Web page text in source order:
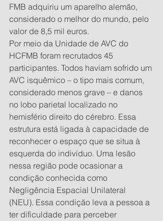
FMB adquiriu um aparelho alemão,
considerado o melhor do mundo, pelo
valor de 8,5 mil euros.
Por meio da Unidade de AVC do
HCFMB foram recrutados 45
participantes. Todos haviam sofrido um
AVC isquêmico – o tipo mais comum,
considerado menos grave – e danos
no lobo parietal localizado no
hemisfério direito do cérebro. Essa
estrutura está ligada à capacidade de
reconhecer o espaço que se situa à
esquerda do indivíduo. Uma lesão
nessa região pode ocasionar a
condição conhecida como
Negligência Espacial Unilateral
(NEU). Essa condição leva a pessoa a
ter dificuldade para perceber